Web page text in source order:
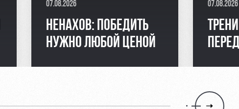
07.08.2026
НЕНАХОВ: ПОБЕДИТЬ
НУЖНО ЛЮБОЙ ЦЕНОЙ
07.08.2026